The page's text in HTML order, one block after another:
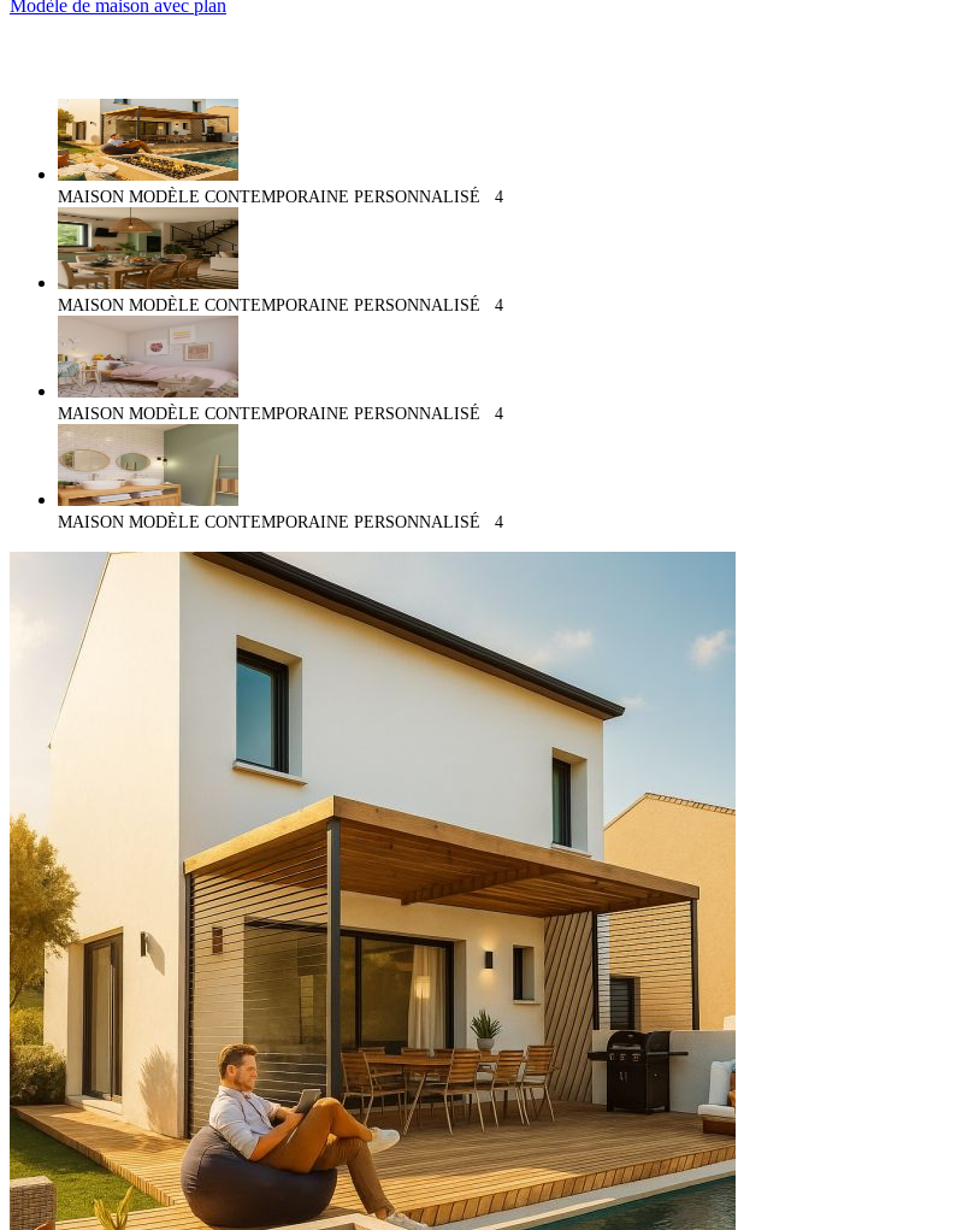
Modèle de maison avec plan
MAISON MODÈLE CONTEMPORAINE PERSONNALISÉ 4
MAISON MODÈLE CONTEMPORAINE PERSONNALISÉ 4
MAISON MODÈLE CONTEMPORAINE PERSONNALISÉ 4
MAISON MODÈLE CONTEMPORAINE PERSONNALISÉ 4